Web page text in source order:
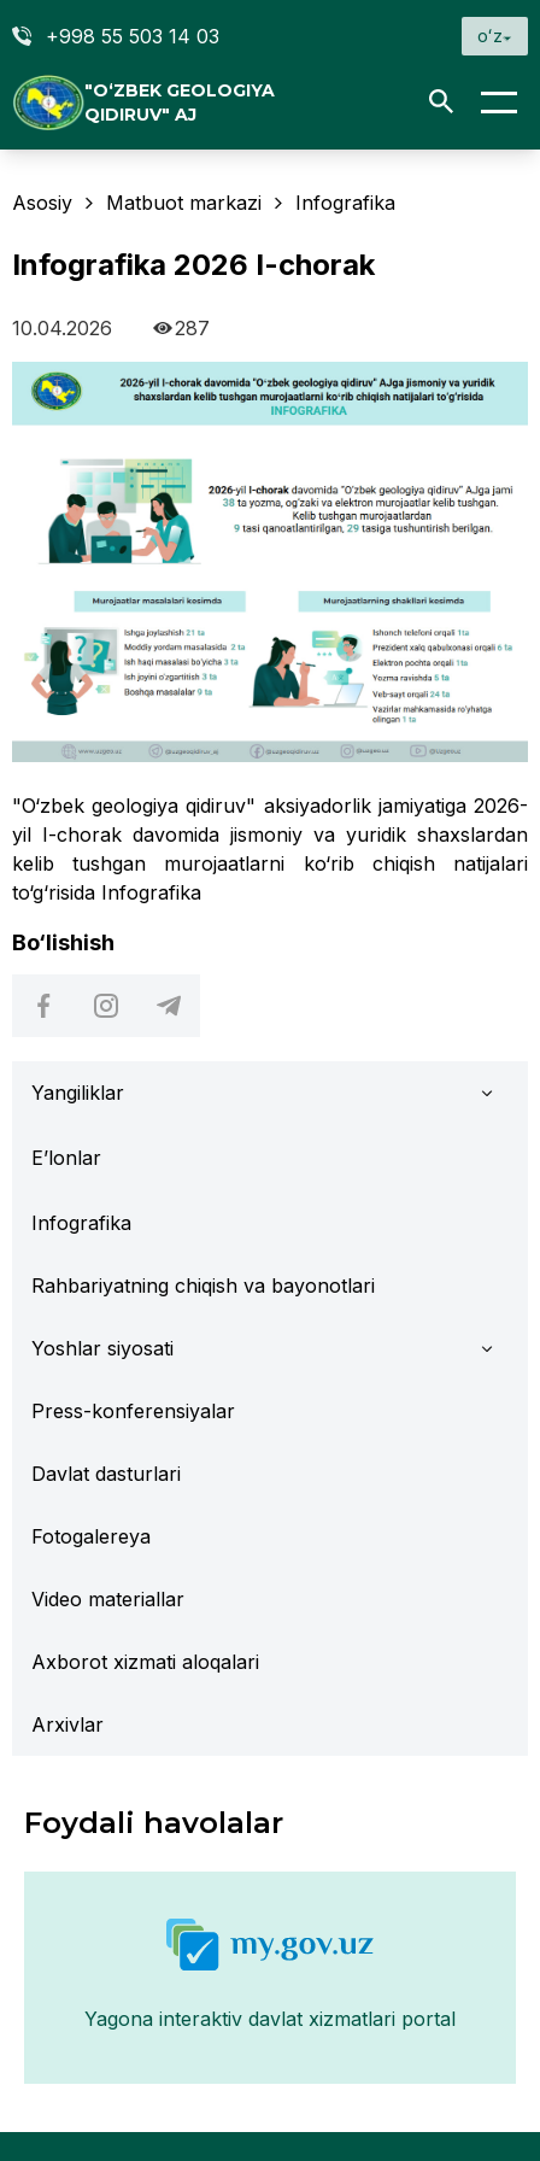
+998 55 503 14 03 oʻz
"O‘ZBEK GEOLOGIYA
QIDIRUV" AJ
Asosiy Matbuot markazi Infografika
Infografika 2026 I-chorak
10.04.2026 287
"O‘zbek geologiya qidiruv" aksiyadorlik jamiyatiga 2026-
yil I-chorak davomida jismoniy va yuridik shaxslardan
kelib tushgan murojaatlarni ko‘rib chiqish natijalari
to‘g‘risida Infografika
Bo‘lishish
Yangiliklar
E’lonlar
Infografika
Rahbariyatning chiqish va bayonotlari
Yoshlar siyosati
Press-konferensiyalar
Davlat dasturlari
Fotogalereya
Video materiallar
Axborot xizmati aloqalari
Arxivlar
Foydali havolalar
Yagona interaktiv davlat xizmatlari portal